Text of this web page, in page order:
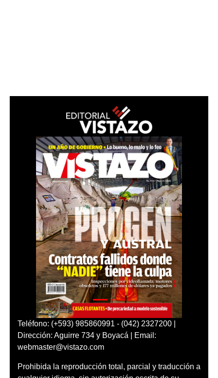
Teléfono: (+593) 985860991 - (042) 2327200 |
Dirección: Aguirre 734 y Boyacá | Email:
webmaster@vistazo.com
Prohibida la reproducción total, parcial y traducción a